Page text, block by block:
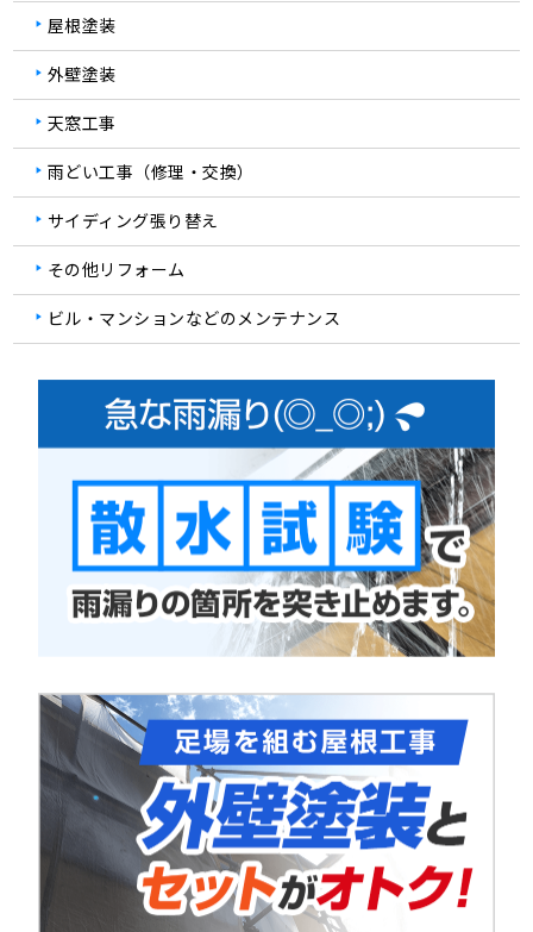
屋根塗装
外壁塗装
天窓工事
雨どい工事（修理・交換）
サイディング張り替え
その他リフォーム
ビル・マンションなどのメンテナンス